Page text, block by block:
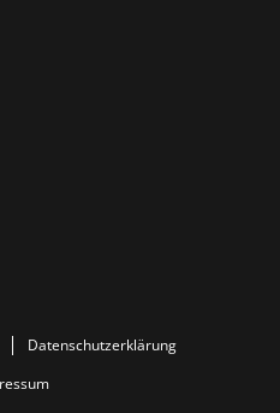
Datenschutzerklärung